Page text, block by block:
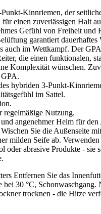
Kinnriemen, der
einen zuverlässigen Halt
Gefühl von Freiheit und
garantiert dauerhaftes
auch im Wettkampf. Der
die einen funktionalen,
Komplexität wünschen.
hybriden 3-Punkt-
im Sattel.
regelmäßige Nutzung.
angenehmer Helm für den
Sie die Außenseite
milden Seife ab.
oder abrasive Produkte - sie
Entfernen Sie das
bei 30 °C,
trocknen - die Hitze